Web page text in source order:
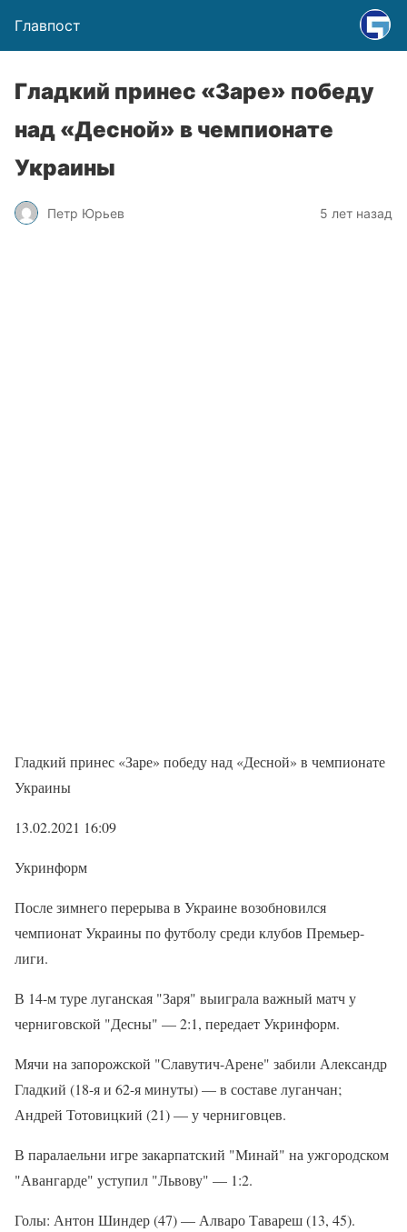
Главпост
Гладкий принес «Заре» победу
над «Десной» в чемпионате
Украины
Петр Юрьев 5 лет назад
Гладкий принес «Заре» победу над «Десной» в чемпионате
Украины
13.02.2021 16:09
Укринформ
После зимнего перерыва в Украине возобновился
чемпионат Украины по футболу среди клубов Премьер-
лиги.
В 14-м туре луганская "Заря" выиграла важный матч у
черниговской "Десны" — 2:1, передает Укринформ.
Мячи на запорожской "Славутич-Арене" забили Александр
Гладкий (18-я и 62-я минуты) — в составе луганчан;
Андрей Тотовицкий (21) — у черниговцев.
В паралаельни игре закарпатский "Минай" на ужгородском
"Авангарде" уступил "Львову" — 1:2.
Голы: Антон Шиндер (47) — Алваро Тавареш (13, 45).